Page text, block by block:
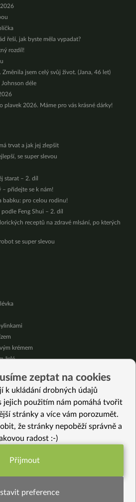
řeší, jak byste měla vypadat?
rozdíl!
jsem celý svůj život. (Jana, 46 let)
Johnson déle
plavek 2026. Máme pro vás krásné dárky!
trvat a jak jej zlepšit
se super slevou
starat – 2. díl
– přidejte se k nám!
babku: pro celou rodinu!
Feng Shui – 2. díl
receptů na zdravé mlsání, po kterých
se super slevou
krémem
želé
krémem
zeptat na cookies
k ukládání drobných údajů
jejich použitím nám pomáhá tvořit
stránky a více vám porozumět.
že stránky nepoběží správně a
radost :-)
potřebujeme (vždy
Přijmout
preference